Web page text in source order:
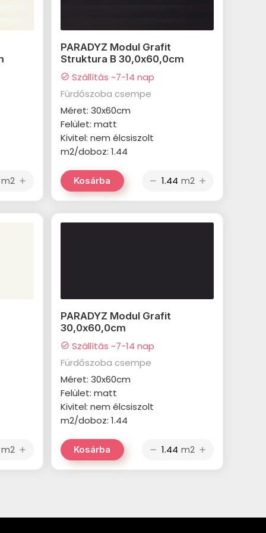
m2 add
PARADYZ Modul Grafit
Struktura B 30,0x60,0cm
check_circle Szállítás ~7-14 nap
Fürdőszoba csempe
Méret: 30x60cm
Felület: matt
Kivitel: nem élcsiszolt
m2/doboz: 1.44
Kosárba remove m2 add
m2 add
PARADYZ Modul Grafit
30,0x60,0cm
check_circle Szállítás ~7-14 nap
Fürdőszoba csempe
Méret: 30x60cm
Felület: matt
Kivitel: nem élcsiszolt
m2/doboz: 1.44
Kosárba remove m2 add